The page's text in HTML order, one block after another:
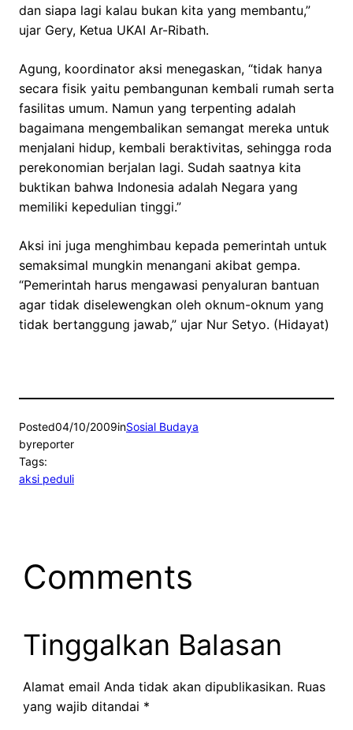
dan siapa lagi kalau bukan kita yang membantu,”
ujar Gery, Ketua UKAI Ar-Ribath.
Agung, koordinator aksi menegaskan, “tidak hanya
secara fisik yaitu pembangunan kembali rumah serta
fasilitas umum. Namun yang terpenting adalah
bagaimana mengembalikan semangat mereka untuk
menjalani hidup, kembali beraktivitas, sehingga roda
perekonomian berjalan lagi. Sudah saatnya kita
buktikan bahwa Indonesia adalah Negara yang
memiliki kepedulian tinggi.”
Aksi ini juga menghimbau kepada pemerintah untuk
semaksimal mungkin menangani akibat gempa.
“Pemerintah harus mengawasi penyaluran bantuan
agar tidak diselewengkan oleh oknum-oknum yang
tidak bertanggung jawab,” ujar Nur Setyo. (Hidayat)
Posted04/10/2009inSosial Budaya
byreporter
Tags:
aksi peduli
Comments
Tinggalkan Balasan
Alamat email Anda tidak akan dipublikasikan. Ruas
yang wajib ditandai *